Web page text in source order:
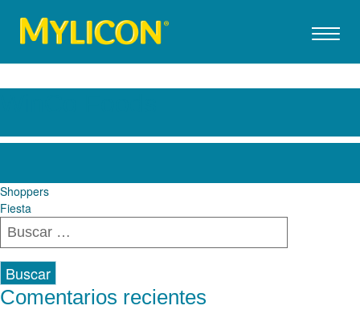
Navegación
de
entradas
Shoppers
Fiesta
Buscar:
Comentarios recientes